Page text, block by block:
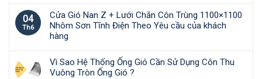
04
Th6
Cửa Gió Nan Z + Lưới Chắn Côn Trùng 1100×1100
Nhôm Sơn Tĩnh Điện Theo Yêu cầu của khách
hàng
Vì Sao Hệ Thống Ống Gió Cần Sử Dụng Côn Thu
Vuông Tròn Ống Gió ?